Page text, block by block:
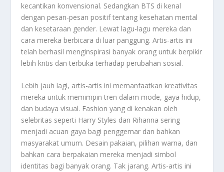
kecantikan konvensional. Sedangkan BTS di kenal
dengan pesan-pesan positif tentang kesehatan mental
dan kesetaraan gender. Lewat lagu-lagu mereka dan
cara mereka berbicara di luar panggung. Artis-artis ini
telah berhasil menginspirasi banyak orang untuk berpikir
lebih kritis dan terbuka terhadap perubahan sosial.
Lebih jauh lagi, artis-artis ini memanfaatkan kreativitas
mereka untuk memimpin tren dalam mode, gaya hidup,
dan budaya visual. Fashion yang di kenakan oleh
selebritas seperti Harry Styles dan Rihanna sering
menjadi acuan gaya bagi penggemar dan bahkan
masyarakat umum. Desain pakaian, pilihan warna, dan
bahkan cara berpakaian mereka menjadi simbol
identitas bagi banyak orang. Tak jarang. Artis-artis ini